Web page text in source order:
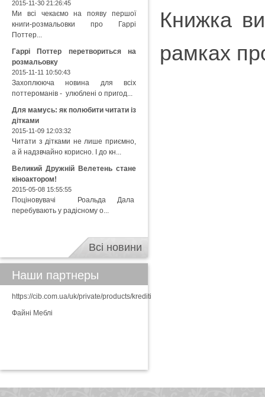
Книжка
рамках
2015-11-30 21:26:45
Ми всі чекаємо на появу першої
книги-розмальовки про Гаррі
Поттер...
Гаррі Поттер перетвориться на
розмальовку
2015-11-11 10:50:43
Захоплююча новина для всіх
поттероманів - улюблені о пригод...
Для мамусь: як полюбити читати із
дітками
2015-11-09 12:03:32
Читати з дітками не лише приємно,
а й надзвчайно корисно. І до кн...
Великий Дружній Велетень стане
кіноактором!
2015-05-08 15:55:55
Поціновувачі Роальда Дала
перебувають у радісному о...
Всі новини
Наши партнеры
https://cib.com.ua/uk/private/products/krediti
Файні Меблі